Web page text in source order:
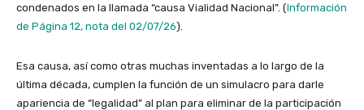
condenados en la llamada “causa Vialidad Nacional”. (Información
de Página 12, nota del 02/07/26).
Esa causa, así como otras muchas inventadas a lo largo de la
última década, cumplen la función de un simulacro para darle
apariencia de “legalidad” al plan para eliminar de la participación